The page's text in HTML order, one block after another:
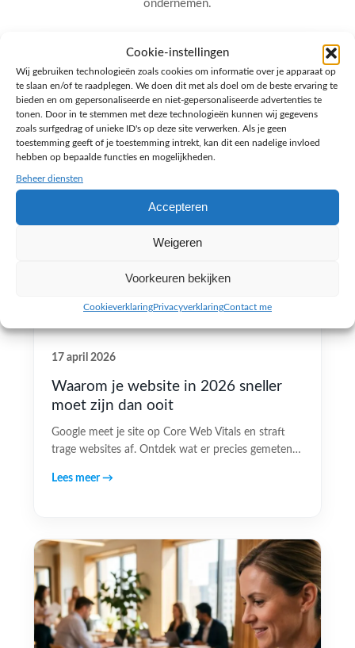
Cookie-instellingen
Wij gebruiken technologieën zoals cookies om informatie over je apparaat op
te slaan en/of te raadplegen. We doen dit met als doel om de beste ervaring te
bieden en om gepersonaliseerde en niet-gepersonaliseerde advertenties te
tonen. Door in te stemmen met deze technologieën kunnen wij gegevens
zoals surfgedrag of unieke ID's op deze site verwerken. Als je geen
toestemming geeft of je toestemming intrekt, kan dit een nadelige invloed
hebben op bepaalde functies en mogelijkheden.
Beheer diensten
Accepteren
Weigeren
Voorkeuren bekijken
CookieverklaringPrivacyverklaringContact me
ondernemen.
17 april 2026
Waarom je website in 2026 sneller
moet zijn dan ooit
Google meet je site op Core Web Vitals en straft
trage websites af. Ontdek wat er precies gemeten…
Lees meer →